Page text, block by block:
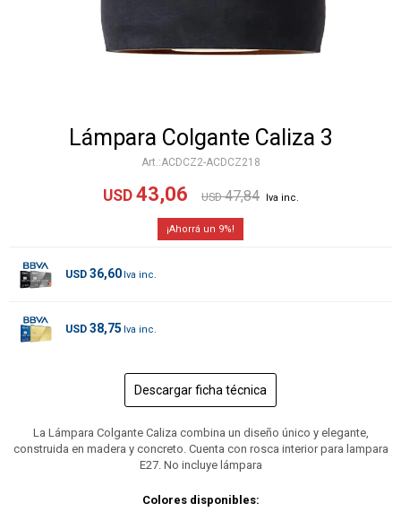
Lámpara Colgante Caliza 3
ACDCZ2-ACDCZ218
USD 43,06 USD 47,84
9
USD 36,60
USD 38,75
Descargar ficha técnica
La Lámpara Colgante Caliza combina un diseño único y elegante,
construida en madera y concreto. Cuenta con rosca interior para lampara
E27. No incluye lámpara
Colores disponibles: